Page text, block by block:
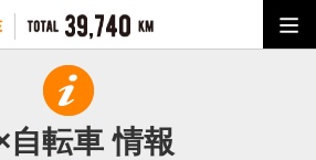
自転車 情報